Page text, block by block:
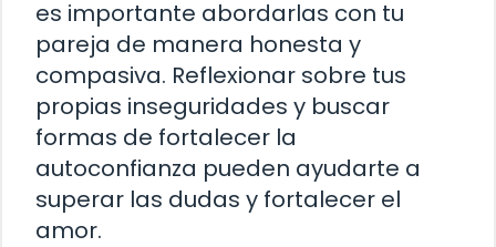
es importante abordarlas con tu
pareja de manera honesta y
compasiva. Reflexionar sobre tus
propias inseguridades y buscar
formas de fortalecer la
autoconfianza pueden ayudarte a
superar las dudas y fortalecer el
amor.